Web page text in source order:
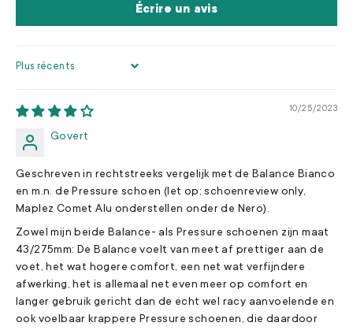
Écrire un avis
SORT BY
10/25/2023
Govert
Geschreven in rechtstreeks vergelijk met de Balance Bianco
en m.n. de Pressure schoen (let op; schoenreview only,
Maplez Comet Alu onderstellen onder de Nero).
Zowel mijn beide Balance- als Pressure schoenen zijn maat
43/275mm: De Balance voelt van meet af prettiger aan de
voet, het wat hogere comfort, een net wat verfijndere
afwerking, het is allemaal net even meer op comfort en
langer gebruik gericht dan de echt wel racy aanvoelende en
ook voelbaar krappere Pressure schoenen, die daardoor